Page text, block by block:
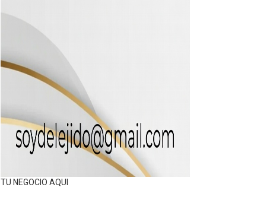
TU NEGOCIO AQUI